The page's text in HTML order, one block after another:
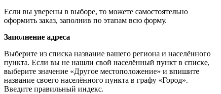
Если вы уверены в выборе, то можете самостоятельно
оформить заказ, заполнив по этапам всю форму.
Заполнение адреса
Выберите из списка название вашего региона и населённого
пункта. Если вы не нашли свой населённый пункт в списке,
выберите значение «Другое местоположение» и впишите
название своего населённого пункта в графу «Город».
Введите правильный индекс.